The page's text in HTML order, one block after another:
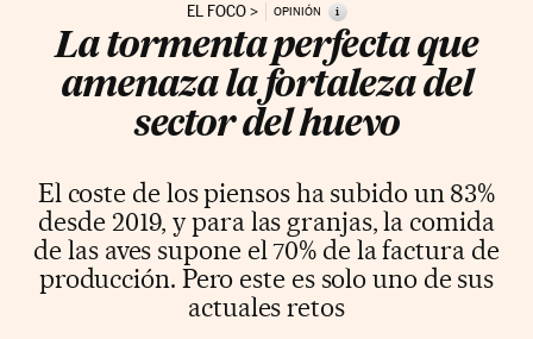
EL FOCO OPINIÓN i
La tormenta perfecta que
amenaza la fortaleza del
sector del huevo
El coste de los piensos ha subido un 83%
desde 2019, y para las granjas, la comida
de las aves supone el 70% de la factura de
producción. Pero este es solo uno de sus
actuales retos